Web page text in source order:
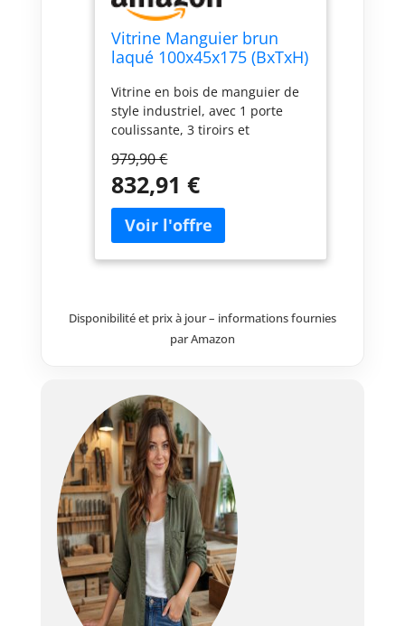
Vitrine Manguier brun
laqué 100x45x175 (BxTxH)
Vitrine en bois de manguier de
style industriel, avec 1 porte
coulissante, 3 tiroirs et
Matériaux de très grande
qualité, associant bois de
manguier massif et métal
texture intéressante : bois avec
marques de rabotage visibles,
sous un vernis brun Découvrir
expédiées, la livraison s'effectue
jusqu'au bord du trottoir.
979,90 €
832,91 €
Disponibilité et prix à jour – informations fournies
par Amazon